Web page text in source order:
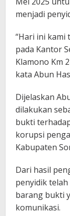
menjadi
“Hari ini kami
pada Kantor
Klamono Km
kata Abun
Dijelaskan
dilakukan
bukti
korupsi
Kabupaten
Dari hasil
penyidik
barang bukti
komunikasi.